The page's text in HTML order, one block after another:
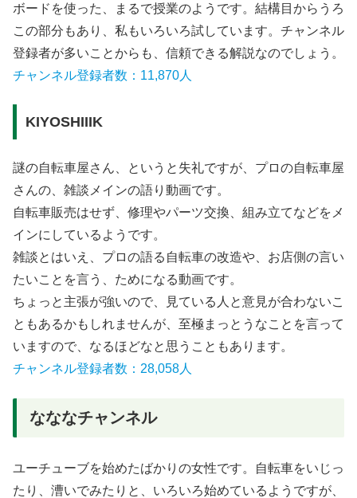
ボードを使った、まるで授業のようです。結構目からうろ
この部分もあり、私もいろいろ試しています。チャンネル
登録者が多いことからも、信頼できる解説なのでしょう。
チャンネル登録者数：11,870人
KIYOSHIIIK
謎の自転車屋さん、というと失礼ですが、プロの自転車屋
さんの、雑談メインの語り動画です。
自転車販売はせず、修理やパーツ交換、組み立てなどをメ
インにしているようです。
雑談とはいえ、プロの語る自転車の改造や、お店側の言い
たいことを言う、ためになる動画です。
ちょっと主張が強いので、見ている人と意見が合わないこ
ともあるかもしれませんが、至極まっとうなことを言って
いますので、なるほどなと思うこともあります。
チャンネル登録者数：28,058人
なななチャンネル
ユーチューブを始めたばかりの女性です。自転車をいじっ
たり、漕いでみたりと、いろいろ始めているようですが、